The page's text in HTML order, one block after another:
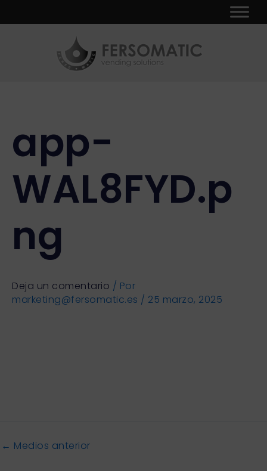
app-
WAL8FYD.p
ng
Deja un comentario / Por
marketing@fersomatic.es / 25 marzo, 2025
← Medios anterior